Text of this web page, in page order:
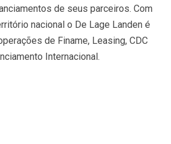
de seus parceiros. Com
nacional o De Lage Landen é
de Finame, Leasing, CDC
Internacional.